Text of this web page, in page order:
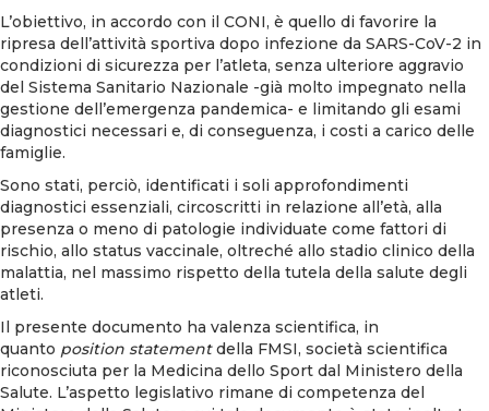
L’obiettivo, in accordo con il CONI, è quello di favorire la
ripresa dell’attività sportiva dopo infezione da SARS-CoV-2 in
condizioni di sicurezza per l’atleta, senza ulteriore aggravio
del Sistema Sanitario Nazionale -già molto impegnato nella
gestione dell’emergenza pandemica- e limitando gli esami
diagnostici necessari e, di conseguenza, i costi a carico delle
famiglie.
Sono stati, perciò, identificati i soli approfondimenti
diagnostici essenziali, circoscritti in relazione all’età, alla
presenza o meno di patologie individuate come fattori di
rischio, allo status vaccinale, oltreché allo stadio clinico della
malattia, nel massimo rispetto della tutela della salute degli
atleti.
Il presente documento ha valenza scientifica, in
quanto position statementdella FMSI, società scientifica
riconosciuta per la Medicina dello Sport dal Ministero della
Salute. L’aspetto legislativo rimane di competenza del